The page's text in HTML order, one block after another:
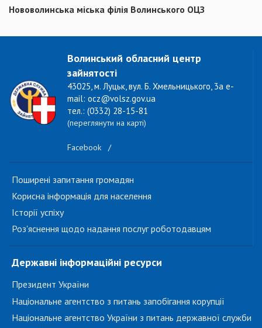
Нововолинська міська філія Волинського ОЦЗ
Волинський обласний центр
зайнятості
43025, м. Луцьк, вул. Б. Хмельницького, 3а e-
mail: ocz@volsz.gov.ua
тел.: (0332) 28-15-81
(переглянути на карті)
Facebook /
Поширені запитання громадян
Корисна інформація для населення
Історії успіху
Роз'яснення щодо надання послуг роботодавцям
Державні інформаційні ресурси
Президент України
Національне агентство з питань запобігання корупції
Національне агентство України з питань державної служби